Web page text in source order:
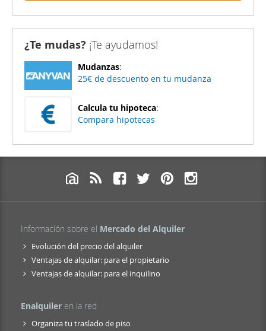
¿Te mudas? ¡Te ayudamos!
Mudanzas:
25€ de descuento en tu mudanza
Calcula tu hipoteca:
Compara hipotecas
Información sobre el Mercado del Alquiler
Evolución del precio del alquiler
Ventajas de alquilar: para el propietario
Ventajas de alquilar: para el inquilino
Enalquiler en la red
Organiza tu traslado de piso